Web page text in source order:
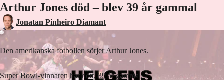
Arthur Jones död – blev 39 år gammal
Jonatan Pinheiro Diamant
Laddar ...
Den amerikanska fotbollen sörjer Arthur Jones.
Super Bowl-vinnaren har dött, 39 år gammal.